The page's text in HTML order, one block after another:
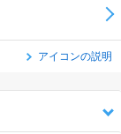
アイコンの説明